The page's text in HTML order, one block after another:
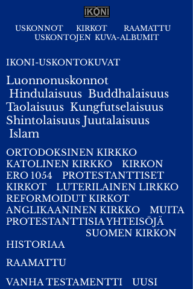
USKONNOT KIRKOT
RAAMATTU
USKONTOJEN KUVA-ALBUMIT
IKONI-USKONTOKUVAT
Luonnonuskonnot
Hindulaisuus Buddhalaisuus
Taolaisuus Kungfutselaisuus
Shintolaisuus Juutalaisuus
Islam
ORTODOKSINEN KIRKKO
KATOLINEN KIRKKO
KIRKON
ERO 1054
PROTESTANTTISET
KIRKOT
LUTERILAINEN LIRKKO
REFORMOIDUT KIRKOT
ANGLIKAANINEN KIRKKO
MUITA
PROTESTANTTISIA YHTEISÖJÄ
SUOMEN KIRKON
HISTORIAA
RAAMATTU
VANHA TESTAMENTTI
UUSI